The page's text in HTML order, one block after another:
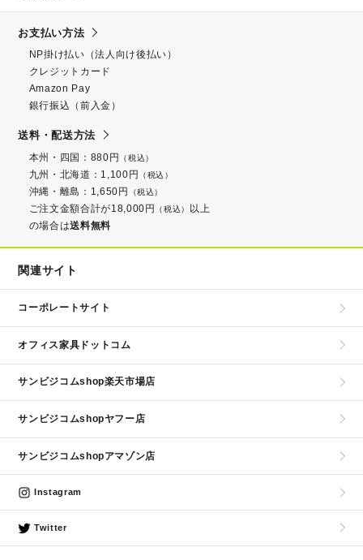
お支払い方法
NP掛け払い（法人向け後払い）
クレジットカード
Amazon Pay
銀行振込（前入金）
送料・配送方法
本州・四国：880円 （税込）
九州・北海道：1,100円 （税込）
沖縄・離島：1,650円 （税込）
ご注文金額合計が18,000円 （税込） 以上
の場合は送料無料
関連サイト
コーポレートサイト
オフィス家具ドットコム
サンビジコムshop楽天市場店
サンビジコムshopヤフー店
サンビジコムshopアマゾン店
Instagram
Twitter